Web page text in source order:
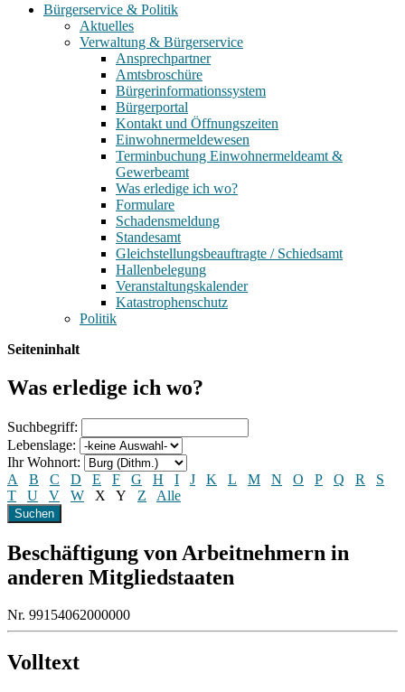
Bürgerservice & Politik
Aktuelles
Verwaltung & Bürgerservice
Ansprechpartner
Amtsbroschüre
Bürgerinformationssystem
Bürgerportal
Kontakt und Öffnungszeiten
Einwohnermeldewesen
Terminbuchung Einwohnermeldeamt &
Gewerbeamt
Was erledige ich wo?
Formulare
Schadensmeldung
Standesamt
Gleichstellungsbeauftragte / Schiedsamt
Hallenbelegung
Veranstaltungskalender
Katastrophenschutz
Politik
Seiteninhalt
Was erledige ich wo?
Suchbegriff:
Lebenslage:
Ihr Wohnort:
A
B C D E F G H I J K L M N O P Q R
S
T
U V W X Y Z Alle
Beschäftigung von Arbeitnehmern in
anderen Mitgliedstaaten
Nr. 99154062000000
Volltext